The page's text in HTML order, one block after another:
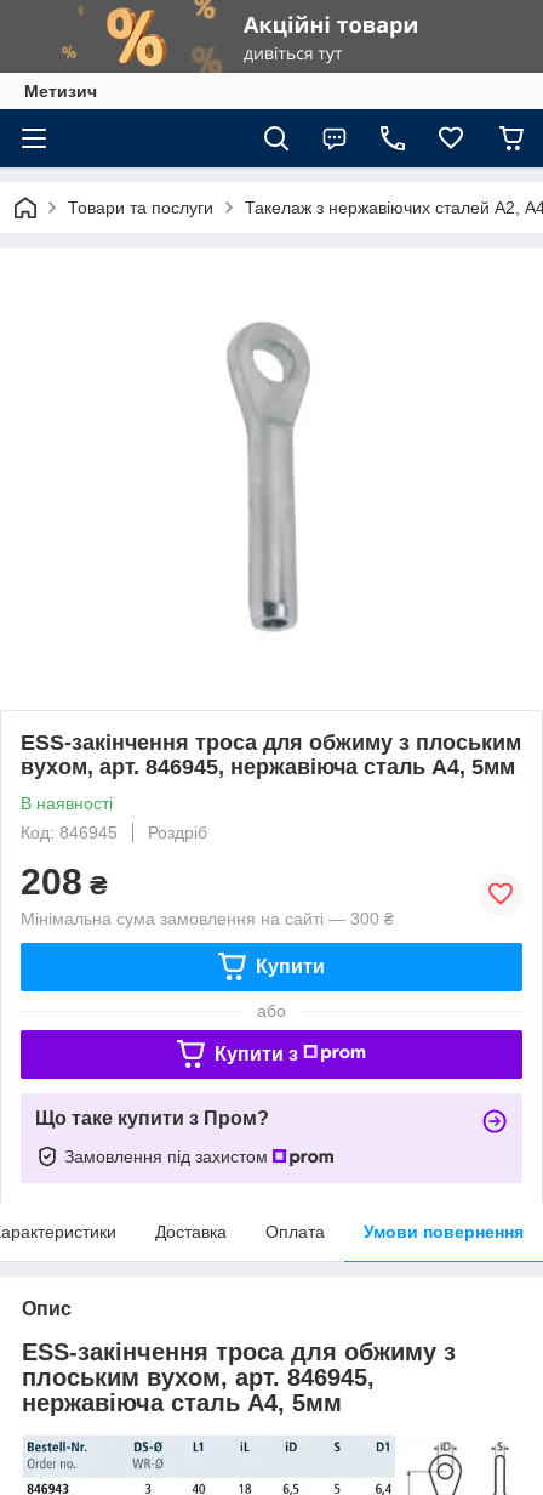
Метизич
Товари та послуги Такелаж з нержавіючих сталей А2,
ESS-закінчення троса для обжиму з плоським
вухом, арт. 846945, нержавіюча сталь А4, 5мм
В наявності
Код: 846945
Роздріб
208 ₴
Мінімальна сума замовлення на сайті — 300 ₴
Купити
або
Купити з
Що таке купити з Пром?
Замовлення під захистом
Доставка Оплата Умови повернення
Опис
ESS-закінчення троса для обжиму з
плоським вухом, арт. 846945,
нержавіюча сталь А4, 5мм